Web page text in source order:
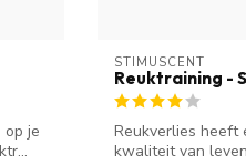
op je
STIMUSCENT
Reuktraining -
Reukverlies heeft
kwaliteit van